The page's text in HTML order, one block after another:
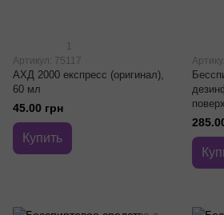
1
Артикул: 75117
АХД 2000 експресс (оригинал),
60 мл
45.00 грн
Купить